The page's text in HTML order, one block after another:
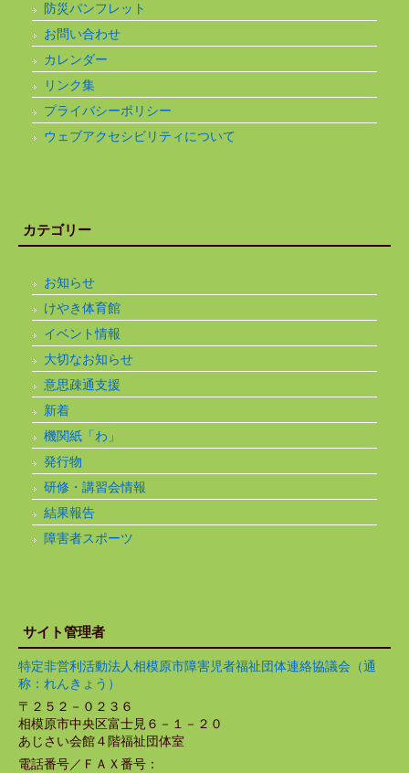
防災パンフレット
お問い合わせ
カレンダー
リンク集
プライバシーポリシー
ウェブアクセシビリティについて
カテゴリー
お知らせ
けやき体育館
イベント情報
大切なお知らせ
意思疎通支援
新着
機関紙「わ」
発行物
研修・講習会情報
結果報告
障害者スポーツ
サイト管理者
特定非営利活動法人相模原市障害児者福祉団体連絡協議会（通
称：れんきょう）
〒２５２－０２３６
相模原市中央区富士見６－１－２０
あじさい会館４階福祉団体室
電話番号／ＦＡＸ番号：